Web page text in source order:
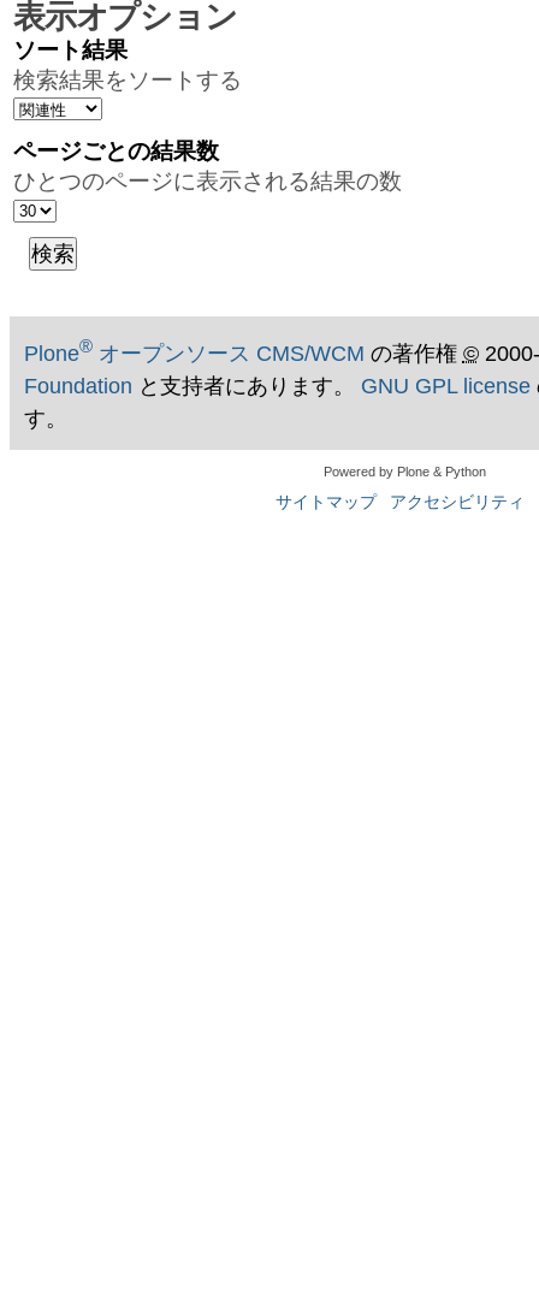
表示オプション
ソート結果
検索結果をソートする
ページごとの結果数
ひとつのページに表示される結果の数
Plone®オープンソース CMS/WCM の著作権 ©
Foundation と支持者にあります。 GNU GPL license
す。
Powered by Plone & Python
サイトマップ アクセシビリティ